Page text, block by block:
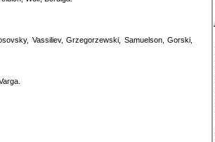
Vassiliev, Grzegorzewski, Samuelson, Gorski,